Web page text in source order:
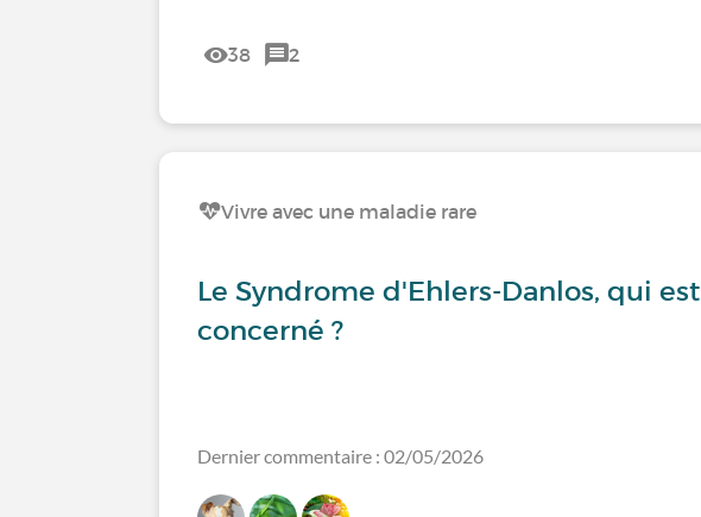
38 2
Vivre avec une maladie rare
Le Syndrome d'Ehlers-Danlos, qui est
concerné ?
Dernier commentaire : 02/05/2026